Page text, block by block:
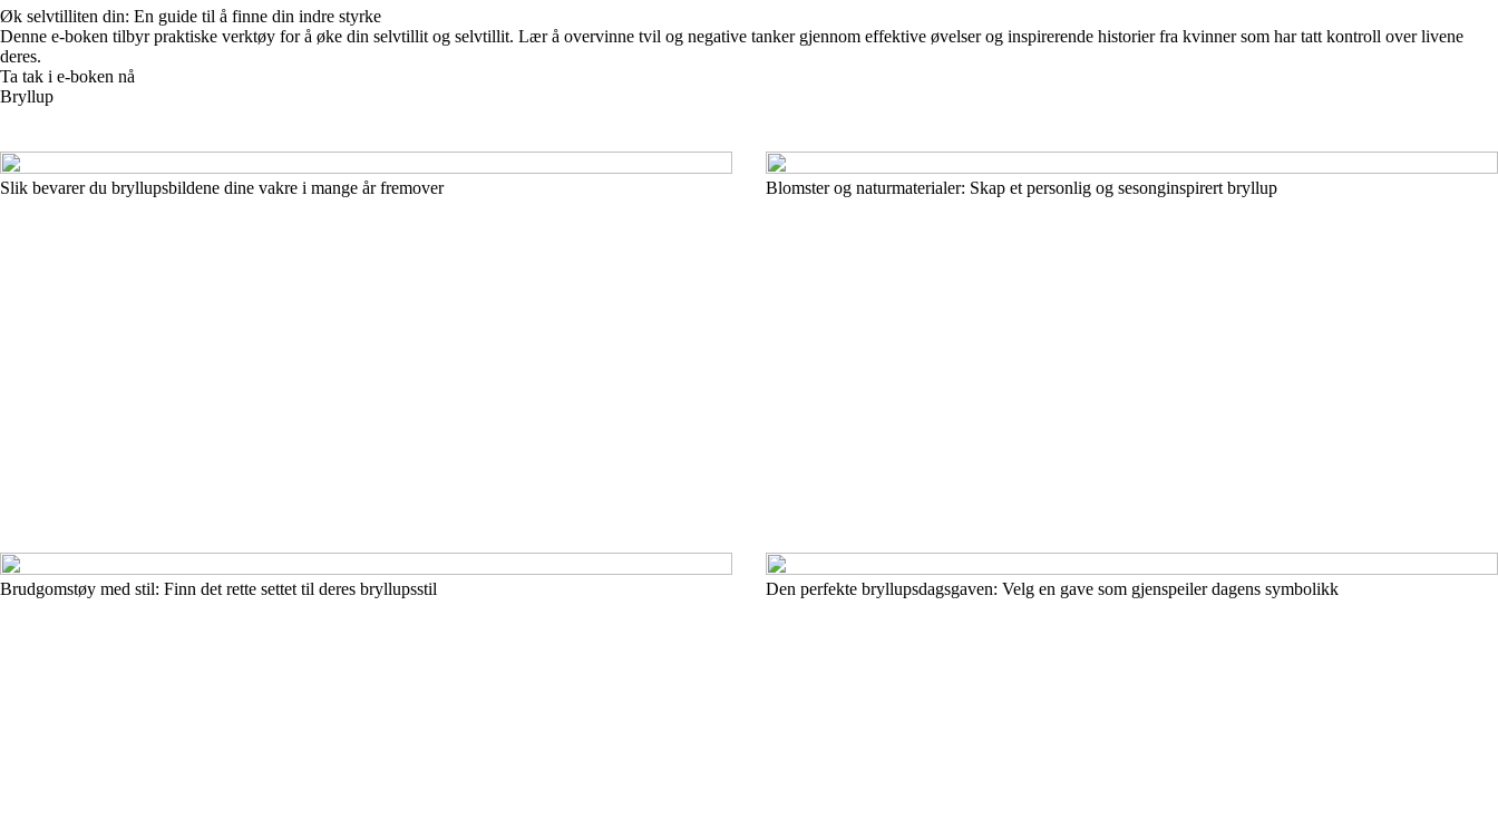
Øk selvtilliten din: En guide til å finne din indre styrke
Denne e-boken tilbyr praktiske verktøy for å øke din selvtillit og selvtillit. Lær å overvinne tvil og negative tanker gjennom effektive øvelser og inspirerende historier fra kvinner som har tatt kontroll over livene
deres.
Ta tak i e-boken nå
Bryllup
Slik bevarer du bryllupsbildene dine vakre i mange år fremover Blomster og naturmaterialer: Skap et personlig og sesonginspirert bryllup
Brudgomstøy med stil: Finn det rette settet til deres bryllupsstil Den perfekte bryllupsdagsgaven: Velg en gave som gjenspeiler dagens symbolikk